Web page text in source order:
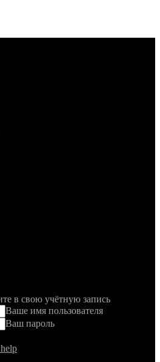
в свою учётную запись
Ваше имя пользователя
Ваш пароль